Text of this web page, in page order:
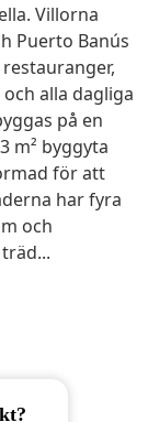
Villorna
Puerto Banús
alla dagliga
på en
m² byggyta
för att
har fyra
och